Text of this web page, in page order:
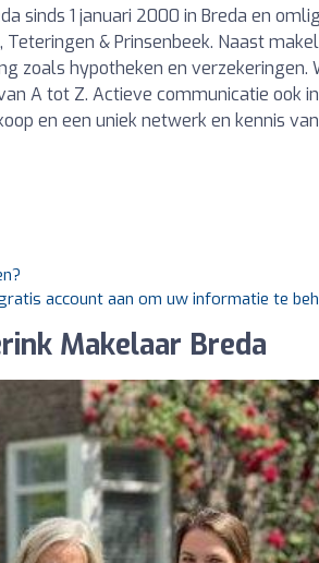
sinds 1 januari 2000 in Breda en
Teteringen & Prinsenbeek. Naast
zoals hypotheken en verzekeringen.
A tot Z. Actieve communicatie ook
en een uniek netwerk en kennis
account aan om uw informatie te
Makelaar Breda